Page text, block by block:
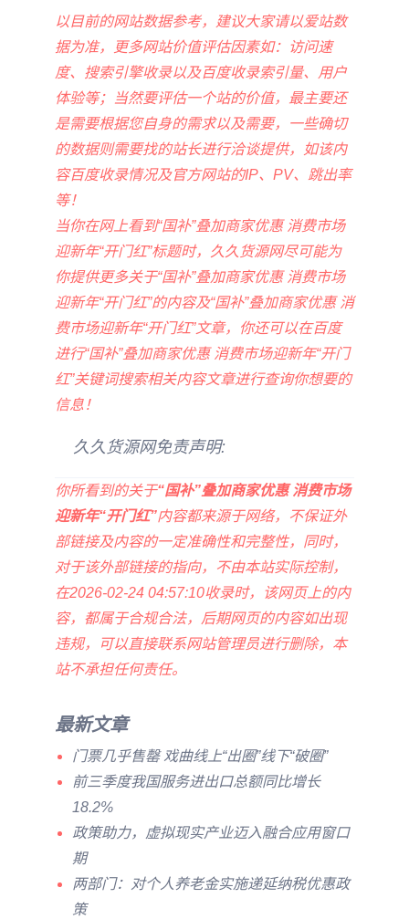
以目前的网站数据参考，建议大家请以爱站数
据为准，更多网站价值评估因素如：访问速
度、搜索引擎收录以及百度收录索引量、用户
体验等；当然要评估一个站的价值，最主要还
是需要根据您自身的需求以及需要，一些确切
的数据则需要找的站长进行洽谈提供，如该内
容百度收录情况及官方网站的IP、PV、跳出率
等！
当你在网上看到“国补”叠加商家优惠 消费市场
迎新年“开门红”标题时，久久货源网尽可能为
你提供更多关于“国补”叠加商家优惠 消费市场
迎新年“开门红”的内容及“国补”叠加商家优惠 消
费市场迎新年“开门红”文章，你还可以在百度
进行“国补”叠加商家优惠 消费市场迎新年“开门
红”关键词搜索相关内容文章进行查询你想要的
信息！
久久货源网免责声明:
你所看到的关于“国补”叠加商家优惠 消费市场
迎新年“开门红”内容都来源于网络，不保证外
部链接及内容的一定准确性和完整性，同时，
对于该外部链接的指向，不由本站实际控制，
在2026-02-24 04:57:10收录时，该网页上的内
容，都属于合规合法，后期网页的内容如出现
违规，可以直接联系网站管理员进行删除，本
站不承担任何责任。
最新文章
门票几乎售罄 戏曲线上“出圈”线下“破圈”
前三季度我国服务进出口总额同比增长
18.2%
政策助力，虚拟现实产业迈入融合应用窗口
期
两部门：对个人养老金实施递延纳税优惠政
策